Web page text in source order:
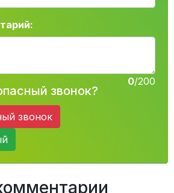
0/200
звонок?
звонок